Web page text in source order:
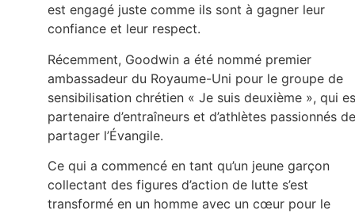
est engagé juste comme ils sont à gagner leur
confiance et leur respect.
Récemment, Goodwin a été nommé premier
ambassadeur du Royaume-Uni pour le groupe de
sensibilisation chrétien « Je suis deuxième », qui
partenaire d’entraîneurs et d’athlètes passionnés de
partager l’Évangile.
Ce qui a commencé en tant qu’un jeune garçon
collectant des figures d’action de lutte s’est
transformé en un homme avec un cœur pour le